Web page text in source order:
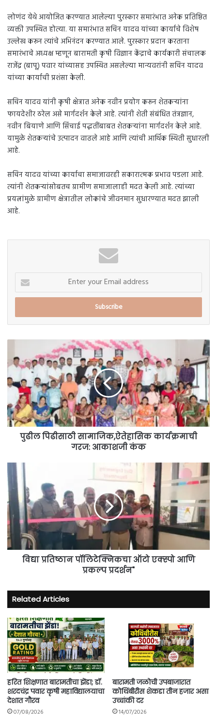
लोणंद येथे आयोजित करण्यात आलेल्या पुरस्कार समारंभात अनेक प्रतिष्ठित
व्यक्ती उपस्थित होत्या. या समारंभात सचिन यादव यांच्या कार्याचे विशेष
उल्लेख करून त्यांचे अभिनंदन करण्यात आले. पुरस्कार प्रदान करताना
समारंभाचे अध्यक्ष म्हणून बारामती कृषी विज्ञान केंद्राचे कार्यकारी संचालक
राजेंद्र (बापू) पवार यांच्यासह उपस्थित असलेल्या मान्यवरांनी सचिन यादव
यांच्या कार्याची प्रशंसा केली.
सचिन यादव यांनी कृषी क्षेत्रात अनेक नवीन प्रयोग करून शेतकऱ्यांना
फायदेशीर ठरेल असे मार्गदर्शन केले आहे. त्यांनी शेती संबंधित तंत्रज्ञान,
नवीन बियाणे आणि सिंचाई पद्धतींबाबत शेतकऱ्यांना मार्गदर्शन केले आहे.
यामुळे शेतकऱ्यांचे उत्पादन वाढले आहे आणि त्यांची आर्थिक स्थिती सुधारली
आहे.
सचिन यादव यांच्या कार्याचा समाजावरही सकारात्मक प्रभाव पडला आहे.
त्यांनी शेतकऱ्यांसोबतच ग्रामीण समाजालाही मदत केली आहे. त्यांच्या
प्रयत्नांमुळे ग्रामीण क्षेत्रातील लोकांचे जीवनमान सुधारण्यात मदत झाली
आहे.
Enter
your
Email
पिढीसाठी
सामाजिक,ऐतेहासिक
कार्यक्रमाची
गरज:
आकाशजी
कंक
पुढील पिढीसाठी सामाजिक,ऐतेहासिक कार्यक्रमाची
गरज: आकाशजी कंक
विद्या
प्रतिष्ठान
पॉलिटेक्निकचा
ऑटो
एक्स्पो
आणि
प्रकल्प
प्रदर्शन"
विद्या प्रतिष्ठान पॉलिटेक्निकचा ऑटो एक्स्पो आणि
प्रकल्प प्रदर्शन"
Related Articles
हरित शिक्षणात बारामतीचा झेंडा; डॉ.
शरदचंद्र पवार कृषी महाविद्यालयाचा
देशात गौरव
07/08/2026
बारामती जळोची उपबाजारात
कोथिंबीरीस शेकडा तीन हजार असा
उच्चांकी दर
14/07/2026